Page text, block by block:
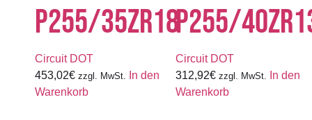
P255/35ZR18
Circuit DOT
453,02€ zzgl. MwSt.
In den
Warenkorb
P255/
Circuit DOT
312,92€ zzgl. MwSt.
In den
Warenkorb